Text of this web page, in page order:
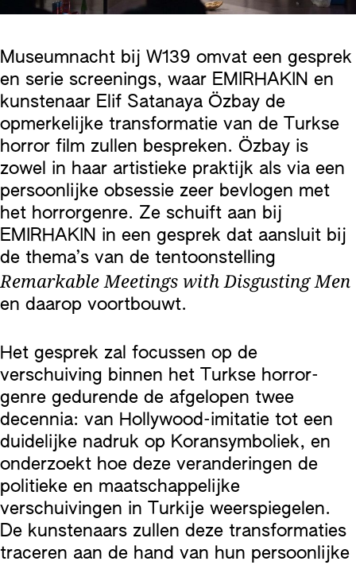
Museumnacht bij W139 omvat een gesprek
en serie screenings, waar EMIRHAKIN en
kunstenaar Elif Satanaya Özbay de
opmerkelijke transformatie van de Turkse
horror film zullen bespreken. Özbay is
zowel in haar artistieke praktijk als via een
persoonlijke obsessie zeer bevlogen met
het horrorgenre. Ze schuift aan bij
EMIRHAKIN in een gesprek dat aansluit bij
de thema’s van de tentoonstelling
Remarkable Meetings with Disgusting Men
en daarop voortbouwt.
Het gesprek zal focussen op de
verschuiving binnen het Turkse horror-
genre gedurende de afgelopen twee
decennia: van Hollywood-imitatie tot een
duidelijke nadruk op Koransymboliek, en
onderzoekt hoe deze veranderingen de
politieke en maatschappelijke
verschuivingen in Turkije weerspiegelen.
De kunstenaars zullen deze transformaties
traceren aan de hand van hun persoonlijke